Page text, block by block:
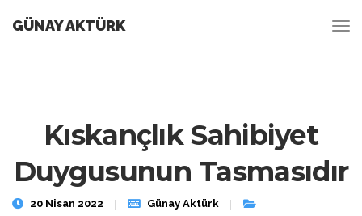
GÜNAY AKTÜRK
Kıskançlık Sahibiyet
Duygusunun Tasmasıdır
20 Nisan 2022
Günay Aktürk